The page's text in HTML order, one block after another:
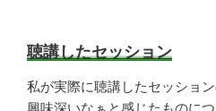
聴講したセッション
私が実際に聴講したセッショ
興味深いなぁと感じたものにつ